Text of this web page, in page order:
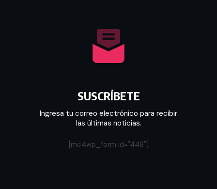
SUSCRÍBETE
Ingresa tu correo electrónico para recibir
las últimas noticias.
[mc4wp_form id="448"]